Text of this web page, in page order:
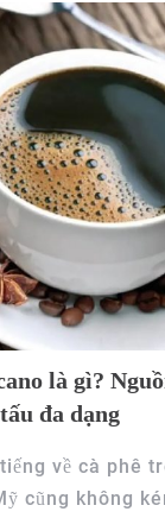
là gì?
đa dạng
về cà phê
cũng không